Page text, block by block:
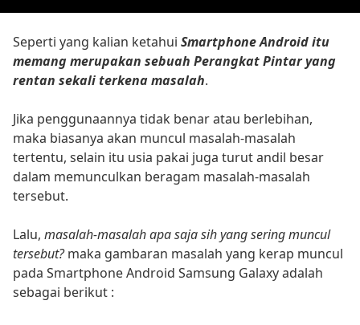
Seperti yang kalian ketahui Smartphone Android itu
memang merupakan sebuah Perangkat Pintar yang
rentan sekali terkena masalah.
Jika penggunaannya tidak benar atau berlebihan,
maka biasanya akan muncul masalah-masalah
tertentu, selain itu usia pakai juga turut andil besar
dalam memunculkan beragam masalah-masalah
tersebut.
Lalu, masalah-masalah apa saja sih yang sering muncul
tersebut?maka gambaran masalah yang kerap muncul
pada Smartphone Android Samsung Galaxy adalah
sebagai berikut :